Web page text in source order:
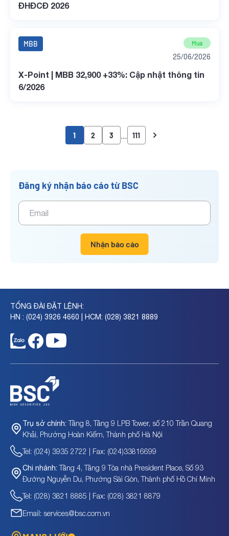
ĐHĐCĐ 2026
MBB Mua
25/06/2026
X-Point | MBB 32,900 +33%: Cập nhật thông tin
6/2026
1 2 3 111
Đăng ký nhận báo cáo từ BSC
Nhận báo cáo
TỔNG ĐÀI ĐẶT LỆNH:
HN : (024) 3926 4660 | HCM: (028) 3821 8889
Trụ sở chính: Tầng 8, Tầng 9 LPB Tower, số 210 Trần Quang
Khải, Phường Hoàn Kiếm, Thành phố Hà Nội
Tel: (024) 3935 2722 | Fax: (024)33816699
Chi nhánh: Tầng 4, Tầng 9 Tòa nhà President Place, Số 93
Đường Nguyễn Du, Phường Sài Gòn, Thành phố Hồ Chí Minh
Tel: (028) 3821 8885 | Fax: (028) 3821 8879
Email: services@bsc.com.vn